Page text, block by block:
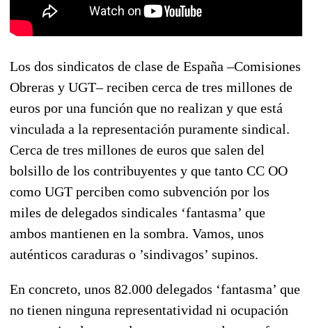
Los dos sindicatos de clase de España –Comisiones
Obreras y UGT– reciben cerca de tres millones de
euros por una función que no realizan y que está
vinculada a la representación puramente sindical.
Cerca de tres millones de euros que salen del
bolsillo de los contribuyentes y que tanto CC OO
como UGT perciben como subvención por los
miles de delegados sindicales ‘fantasma’ que
ambos mantienen en la sombra. Vamos, unos
auténticos caraduras o ’sindivagos’ supinos.
En concreto, unos 82.000 delegados ‘fantasma’ que
no tienen ninguna representatividad ni ocupación